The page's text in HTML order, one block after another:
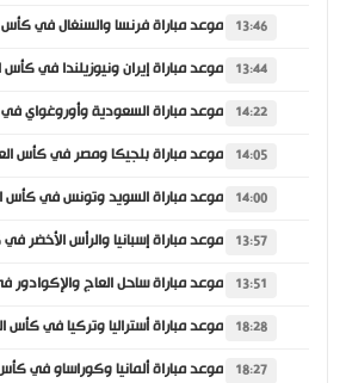
13:46
13:44
14:22
14:05
14:00
13:57
13:51
18:28
18:27